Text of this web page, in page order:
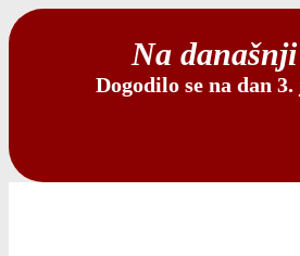
Na
Dogodilo se na dan